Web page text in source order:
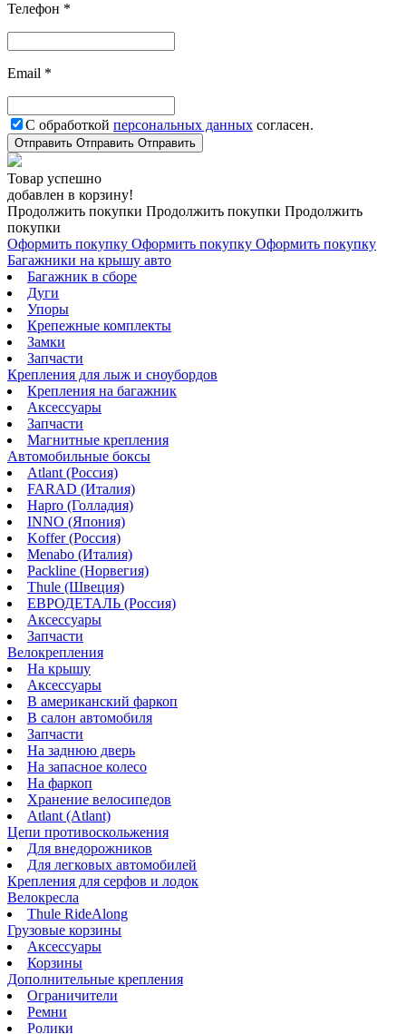
Телефон *
Email *
С обработкой персональных данных согласен.
Отправить Отправить Отправить
Товар успешно
добавлен в корзину!
Продолжить покупки Продолжить покупки Продолжить
покупки
Оформить покупку Оформить покупку Оформить покупку
Багажники на крышу авто
Багажник в сборе
Дуги
Упоры
Крепежные комплекты
Замки
Запчасти
Крепления для лыж и сноубордов
Крепления на багажник
Аксессуары
Запчасти
Магнитные крепления
Автомобильные боксы
Atlant (Россия)
FARAD (Италия)
Hapro (Голладия)
INNO (Япония)
Koffer (Россия)
Menabo (Италия)
Packline (Норвегия)
Thule (Швеция)
ЕВРОДЕТАЛЬ (Россия)
Аксессуары
Запчасти
Велокрепления
На крышу
Аксессуары
В американский фаркоп
В салон автомобиля
Запчасти
На заднюю дверь
На запасное колесо
На фаркоп
Хранение велосипедов
Atlant (Atlant)
Цепи противоскольжения
Для внедорожников
Для легковых автомобилей
Крепления для серфов и лодок
Велокресла
Thule RideAlong
Грузовые корзины
Аксессуары
Корзины
Дополнительные крепления
Ограничители
Ремни
Ролики